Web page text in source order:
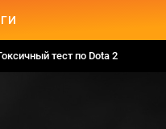
тест по Dota 2